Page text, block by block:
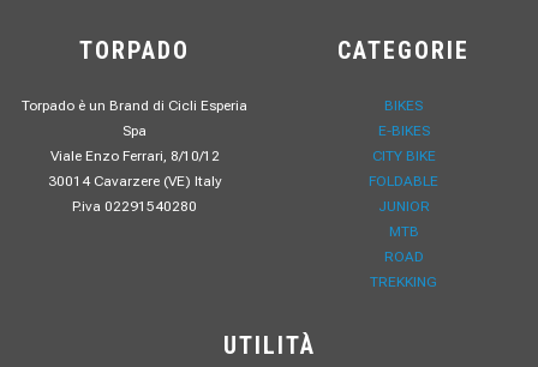
TORPADO
Torpado è un Brand di Cicli Esperia
Spa
Viale Enzo Ferrari, 8/10/12
30014 Cavarzere (VE) Italy
P.iva 02291540280
CATEGORIE
BIKES
E-BIKES
CITY BIKE
FOLDABLE
JUNIOR
MTB
ROAD
TREKKING
UTILITÀ